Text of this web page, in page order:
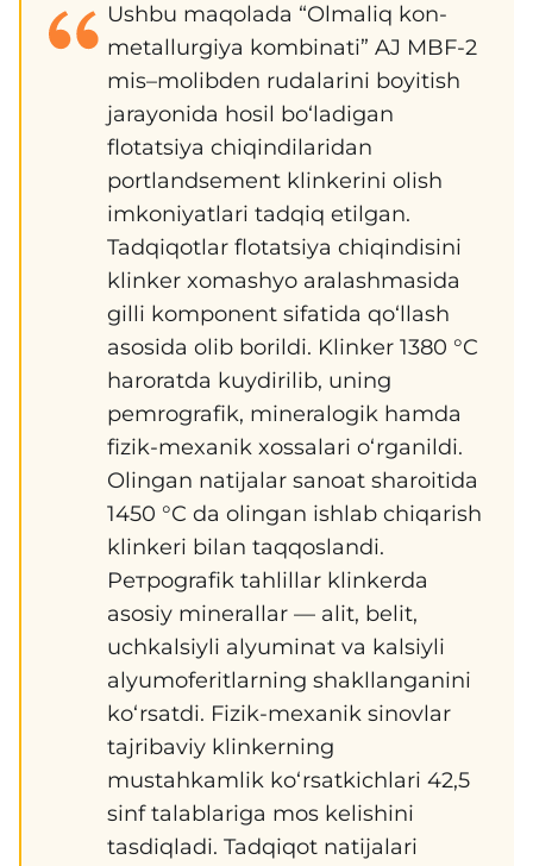
Ushbu maqolada “Olmaliq kon-
metallurgiya kombinati” AJ MBF-2
mis–molibden rudalarini boyitish
jarayonida hosil bo‘ladigan
flotatsiya chiqindilaridan
portlandsement klinkerini olish
imkoniyatlari tadqiq etilgan.
Tadqiqotlar flotatsiya chiqindisini
klinker xomashyo aralashmasida
gilli komponent sifatida qo‘llash
asosida olib borildi. Klinker 1380 °C
haroratda kuydirilib, uning
pеmrografik, mineralogik hamda
fizik-mexanik xossalari o‘rganildi.
Olingan natijalar sanoat sharoitida
1450 °C da olingan ishlab chiqarish
klinkeri bilan taqqoslandi.
Pетрografik tahlillar klinkerda
asosiy minerallar — alit, belit,
uchkalsiyli alyuminat va kalsiyli
alyumoferitlarning shakllanganini
ko‘rsatdi. Fizik-mexanik sinovlar
tajribaviy klinkerning
mustahkamlik ko‘rsatkichlari 42,5
sinf talablariga mos kelishini
tasdiqladi. Tadqiqot natijalari